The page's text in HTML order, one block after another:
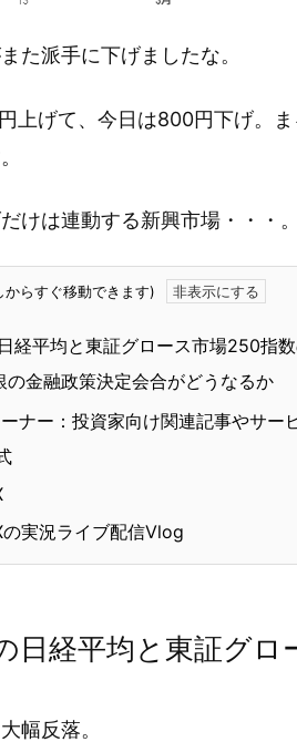
た派手に下げましたな。
上げて、今日は800円下げ。
けは連動する新興市場・・・。
からすぐ移動できます)
経平均と東証グロース市場250指
の金融政策決定会合がどうなるか
ナー：投資家向け関連記事やサー
の実況ライブ配信Vlog
日経平均と東証グ
幅反落。